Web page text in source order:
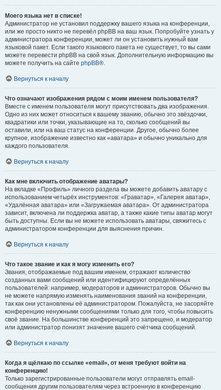
Моего языка нет в списке!
Администратор не установил поддержку вашего языка на конференции,
или же просто никто не перевёл phpBB на ваш язык. Попробуйте узнать у
администратора конференции, может ли он установить нужный вам
языковой пакет. Если такого языкового пакета не существует, то вы сами
можете перевести phpBB на свой язык. Дополнительную информацию вы
можете получить на сайте phpBB®.
Вернуться к началу
Что означают изображения рядом с моим именем пользователя?
Вместе с именем пользователя могут присутствовать два изображения.
Одно из них может относиться к вашему званию, обычно это звёздочки,
квадратики или точки, указывающие на то, сколько сообщений вы
оставили, или на ваш статус на конференции. Другое, обычно более
крупное, изображение известно как «аватара» и обычно уникально для
каждого пользователя.
Вернуться к началу
Как мне включить отображение аватары?
На вкладке «Профиль» личного раздела вы можете добавить аватару с
использованием четырёх инструментов: «Граватар», «Галерея аватар»,
«Удалённая аватара» или «Загружаемая аватара». От администратора
зависит, включена ли поддержка аватар, а также какие типы аватар могут
быть доступны. Если вы не можете использовать аватары, свяжитесь с
администратором конференции для выяснения причин.
Вернуться к началу
Что такое звание и как я могу изменить его?
Звания, отображаемые под вашим именем, отражают количество
созданных вами сообщений или идентифицируют определённых
пользователей: например, модераторов и администраторов. Обычно вы
не можете напрямую изменять наименования званий на конференции,
так как они установлены её администратором. Пожалуйста, не засоряйте
конференцию ненужными сообщениями только для того, чтобы повысить
своё звание. На большинстве конференций это запрещено, и модератор
или администратор понизят значение вашего счётчика сообщений.
Вернуться к началу
Когда я щёлкаю по ссылке «email», от меня требуют войти на
конференцию!
Только зарегистрированные пользователи могут отправлять email-
сообщения другим пользователям через встроенную в конференцию